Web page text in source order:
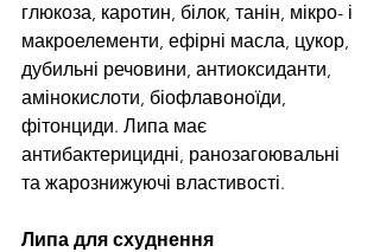
глюкоза, каротин, білок, танін, мікро- і
макроелементи, ефірні масла, цукор,
дубильні речовини, антиоксиданти,
амінокислоти, біофлавоноїди,
фітонциди. Липа має
антибактерицидні, ранозагоювальні
та жарознижуючі властивості.
Липа для схуднення